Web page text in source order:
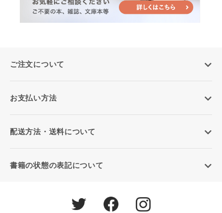
ご注文について
お支払い方法
配送方法・送料について
書籍の状態の表記について